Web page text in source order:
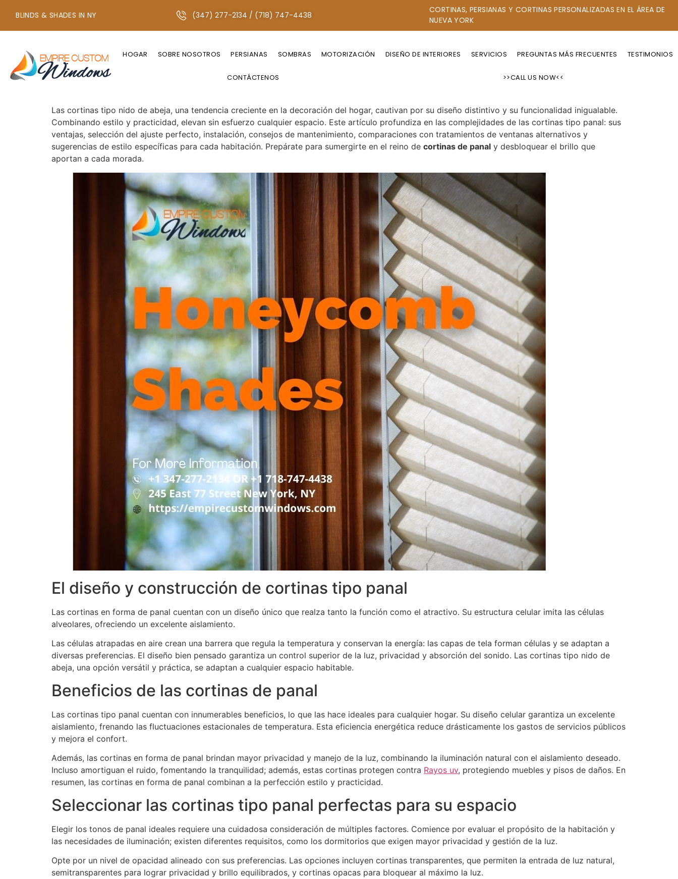
BLINDS & SHADES IN NY (347) 277-2134 / (718) 747-4438
CORTINAS, PERSIANAS Y CORTINAS PERSONALIZADAS EN EL ÁREA DE
NUEVA YORK
+1 347-277-2134 O +1 718-747-4438
HOGAR SOBRE NOSOTROS PERSIANAS SOMBRAS MOTORIZACIÓN DISEÑO DE INTERIORES SERVICIOS PREGUNTAS MÁS FRECUENTES TESTIMONIOS
CONTÁCTENOS >>CALL US NOW<<
Sombras de panal
Las cortinas tipo nido de abeja, una tendencia creciente en la decoración del hogar, cautivan por su diseño distintivo y su funcionalidad inigualable.
Combinando estilo y practicidad, elevan sin esfuerzo cualquier espacio. Este artículo profundiza en las complejidades de las cortinas tipo panal: sus
ventajas, selección del ajuste perfecto, instalación, consejos de mantenimiento, comparaciones con tratamientos de ventanas alternativos y
sugerencias de estilo específicas para cada habitación. Prepárate para sumergirte en el reino de cortinas de panal y desbloquear el brillo que
aportan a cada morada.
El diseño y construcción de cortinas tipo panal
Las cortinas en forma de panal cuentan con un diseño único que realza tanto la función como el atractivo. Su estructura celular imita las células
alveolares, ofreciendo un excelente aislamiento.
Las células atrapadas en aire crean una barrera que regula la temperatura y conservan la energía: las capas de tela forman células y se adaptan a
diversas preferencias. El diseño bien pensado garantiza un control superior de la luz, privacidad y absorción del sonido. Las cortinas tipo nido de
abeja, una opción versátil y práctica, se adaptan a cualquier espacio habitable.
Beneficios de las cortinas de panal
Las cortinas tipo panal cuentan con innumerables beneficios, lo que las hace ideales para cualquier hogar. Su diseño celular garantiza un excelente
aislamiento, frenando las fluctuaciones estacionales de temperatura. Esta eficiencia energética reduce drásticamente los gastos de servicios públicos
y mejora el confort.
Además, las cortinas en forma de panal brindan mayor privacidad y manejo de la luz, combinando la iluminación natural con el aislamiento deseado.
Incluso amortiguan el ruido, fomentando la tranquilidad; además, estas cortinas protegen contra Rayos uv, protegiendo muebles y pisos de daños. En
resumen, las cortinas en forma de panal combinan a la perfección estilo y practicidad.
Seleccionar las cortinas tipo panal perfectas para su espacio
Elegir los tonos de panal ideales requiere una cuidadosa consideración de múltiples factores. Comience por evaluar el propósito de la habitación y
las necesidades de iluminación; existen diferentes requisitos, como los dormitorios que exigen mayor privacidad y gestión de la luz.
Opte por un nivel de opacidad alineado con sus preferencias. Las opciones incluyen cortinas transparentes, que permiten la entrada de luz natural,
semitransparentes para lograr privacidad y brillo equilibrados, y cortinas opacas para bloquear al máximo la luz.